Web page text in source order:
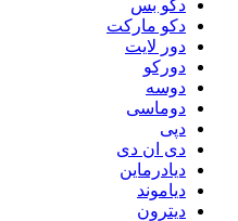
دکو بس
دکو مارکت
دور لایت
دورکو
دوسه
دوماسی
دپی
دی ان دی
دیادرماین
دیاموند
دیترون